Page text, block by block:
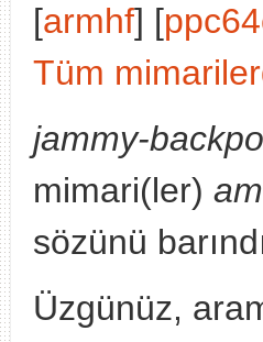
[armhf] [
Tüm
jammy-
mimari(ler)
sözünü
Üzgünüz,